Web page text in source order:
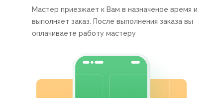
Мастер приезжает к Вам в назначеное время и
выполняет заказ. После выполнения заказа вы
оплачиваете работу мастеру